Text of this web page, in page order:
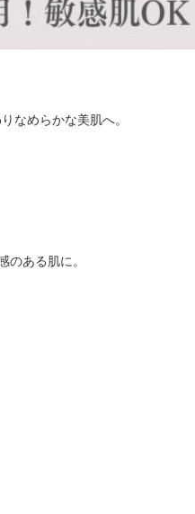
なめらかな美肌へ。
ある肌に。